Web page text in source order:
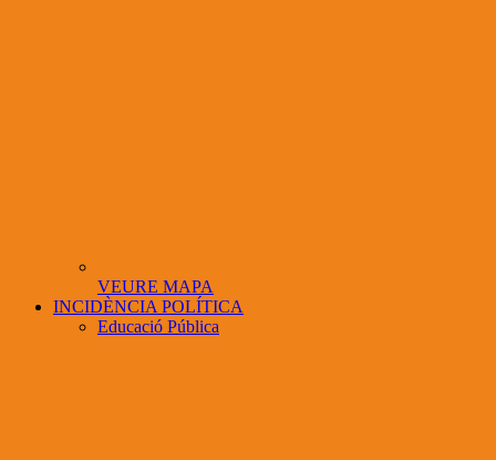
VEURE MAPA
INCIDÈNCIA POLÍTICA
Educació Pública